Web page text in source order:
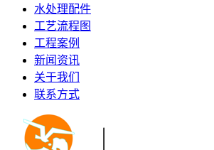
水处理配件
工艺流程图
工程案例
新闻资讯
关于我们
联系方式